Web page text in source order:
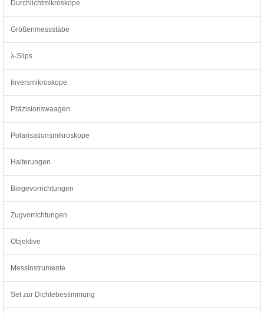
Durchlichtmikroskope
Größenmessstäbe
λ-Slips
Inversmikroskope
Präzisionswaagen
Polarisationsmikroskope
Halterungen
Biegevorrichtungen
Zugvorrichtungen
Objektive
Messinstrumente
Set zur Dichtebestimmung